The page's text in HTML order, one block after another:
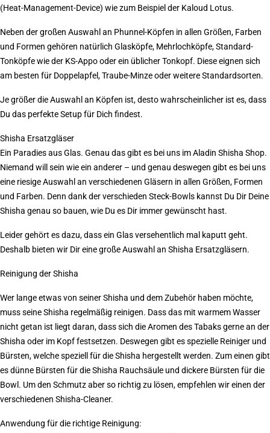
(Heat-Management-Device) wie zum Beispiel der Kaloud Lotus.
Neben der großen Auswahl an Phunnel-Köpfen in allen Größen, Farben
und Formen gehören natürlich Glasköpfe, Mehrlochköpfe, Standard-
Tonköpfe wie der KS-Appo oder ein üblicher Tonkopf. Diese eignen sich
am besten für Doppelapfel, Traube-Minze oder weitere Standardsorten.
Je größer die Auswahl an Köpfen ist, desto wahrscheinlicher ist es, dass
Du das perfekte Setup für Dich findest.
Shisha Ersatzgläser
Ein Paradies aus Glas. Genau das gibt es bei uns im Aladin Shisha Shop.
Niemand will sein wie ein anderer – und genau deswegen gibt es bei uns
eine riesige Auswahl an verschiedenen Gläsern in allen Größen, Formen
und Farben. Denn dank der verschieden Steck-Bowls kannst Du Dir Deine
Shisha genau so bauen, wie Du es Dir immer gewünscht hast.
Leider gehört es dazu, dass ein Glas versehentlich mal kaputt geht.
Deshalb bieten wir Dir eine große Auswahl an Shisha Ersatzgläsern.
Reinigung der Shisha
Wer lange etwas von seiner Shisha und dem Zubehör haben möchte,
muss seine Shisha regelmäßig reinigen. Dass das mit warmem Wasser
nicht getan ist liegt daran, dass sich die Aromen des Tabaks gerne an der
Shisha oder im Kopf festsetzen. Deswegen gibt es spezielle Reiniger und
Bürsten, welche speziell für die Shisha hergestellt werden. Zum einen gibt
es dünne Bürsten für die Shisha Rauchsäule und dickere Bürsten für die
Bowl. Um den Schmutz aber so richtig zu lösen, empfehlen wir einen der
verschiedenen Shisha-Cleaner.
Anwendung für die richtige Reinigung: